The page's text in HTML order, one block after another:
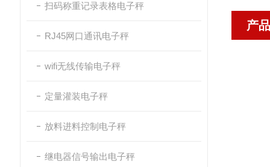
扫码称重记录表格电子秤
RJ45网口通讯电子秤
wifi无线传输电子秤
定量灌装电子秤
放料进料控制电子秤
继电器信号输出电子秤
产